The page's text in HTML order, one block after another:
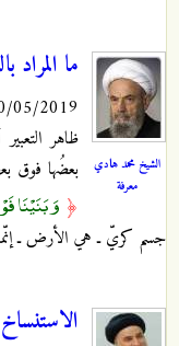
الشيخ محمد هادي
معرفة
ما المراد
2019 - 06:00
ظاهر
بعضُها فوق
﴿ وَبَنَيْنَا
جسم كريّ ـ هي الأرض ـ